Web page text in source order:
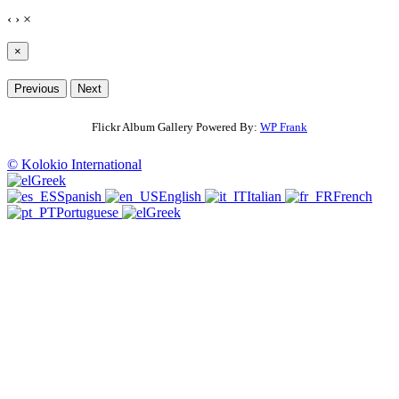
‹ › ×
×
Previous Next
Flickr Album Gallery Powered By: WP Frank
© Kolokio International
Greek
Spanish
English Italian
French
Portuguese
Greek